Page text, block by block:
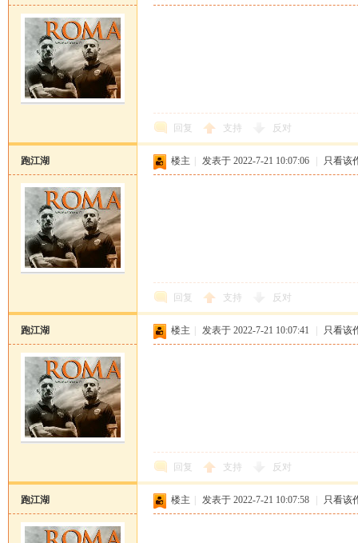
回复 支持 反对
跑江湖 楼主 发表于 2022-7-21 10:07:06 只看该
回复 支持 反对
跑江湖 楼主 发表于 2022-7-21 10:07:41 只看该
回复 支持 反对
跑江湖 楼主 发表于 2022-7-21 10:07:58 只看该